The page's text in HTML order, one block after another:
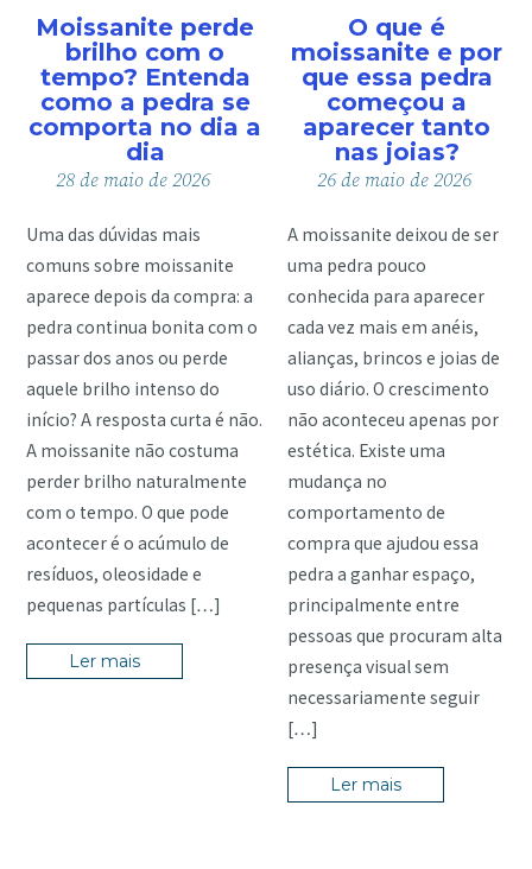
Moissanite perde
brilho com o
tempo? Entenda
como a pedra se
comporta no dia a
dia
28de maiode2026
Uma das dúvidas mais
comuns sobre moissanite
aparece depois da compra: a
pedra continua bonita com o
passar dos anos ou perde
aquele brilho intenso do
início? A resposta curta é não.
A moissanite não costuma
perder brilho naturalmente
com o tempo. O que pode
acontecer é o acúmulo de
resíduos, oleosidade e
pequenas partículas […]
Ler mais
O que é
moissanite e por
que essa pedra
começou a
aparecer tanto
nas joias?
26de maiode2026
A moissanite deixou de ser
uma pedra pouco
conhecida para aparecer
cada vez mais em anéis,
alianças, brincos e joias de
uso diário. O crescimento
não aconteceu apenas por
estética. Existe uma
mudança no
comportamento de
compra que ajudou essa
pedra a ganhar espaço,
principalmente entre
pessoas que procuram alta
presença visual sem
necessariamente seguir
[…]
Ler mais